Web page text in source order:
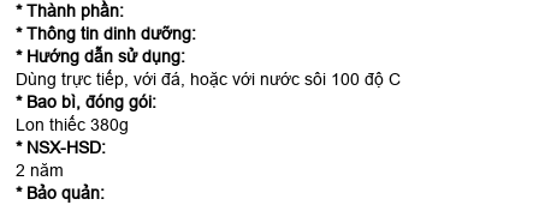
* Thành phần:
* Thông tin dinh dưỡng:
* Hướng dẫn sử dụng:
Dùng trực tiếp, với đá, hoặc với nước sôi 100 độ C
* Bao bì, đóng gói:
Lon thiếc 380g
* NSX-HSD:
2 năm
* Bảo quản: